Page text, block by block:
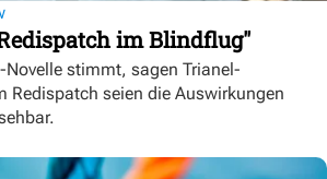
im Blindflug"
Novelle stimmt, sagen Trianel-
Redispatch seien die Auswirkungen